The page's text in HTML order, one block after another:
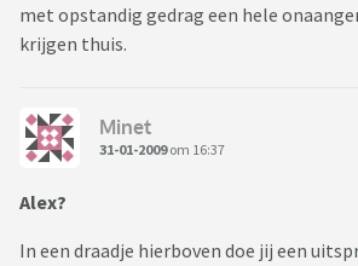
met opstandig gedrag een hele
krijgen thuis.
Minet
31-01-2009om 16:37
Alex?
In een draadje hierboven doe jij een